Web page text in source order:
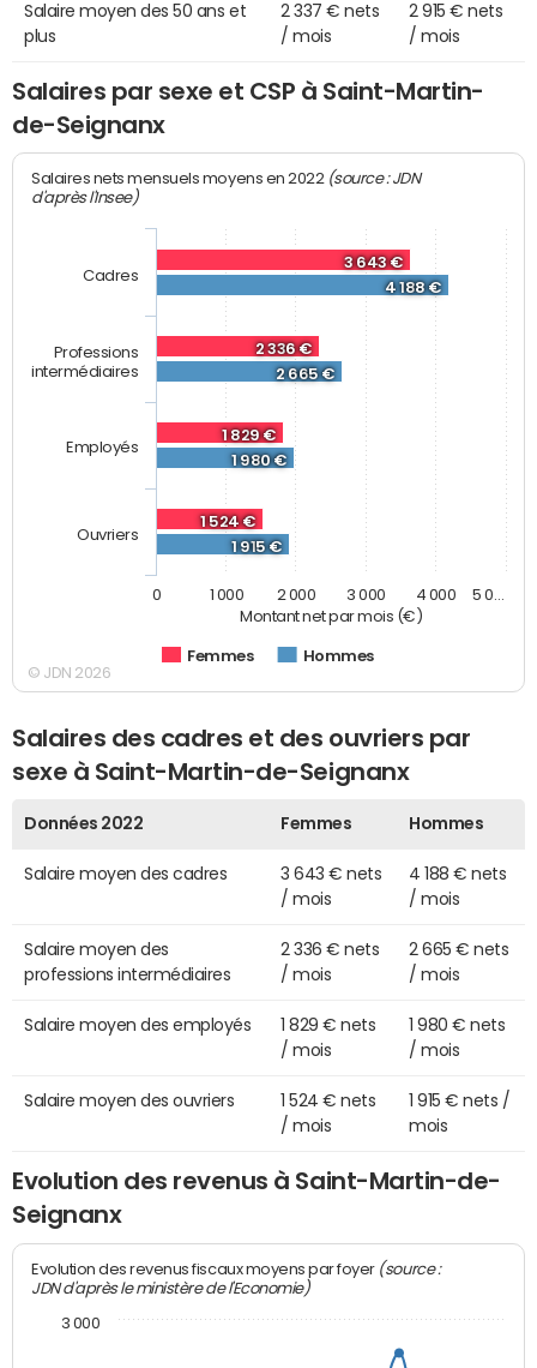
Salaire moyen des 50 ans et
plus
2 337 € nets
/ mois
2 915 € nets
/ mois
Salaires par sexe et CSP à Saint-Martin-
de-Seignanx
Montant net par mois (€)
Salaires nets mensuels moyens en 2022 (source : JDN
d'après l'Insee)
3 643 €
2 336 €
1 829 €
1 524 €
4 188 €
2 665 €
1 980 €
1 915 €
Femmes Hommes
Cadres
Professions
intermédiaires
Employés
Ouvriers
0 1 000 2 000 3 000 4 000 5 0…
© JDN 2026
Salaires des cadres et des ouvriers par
sexe à Saint-Martin-de-Seignanx
Données 2022 Femmes Hommes
Salaire moyen des cadres
3 643 € nets
/ mois
4 188 € nets
/ mois
Salaire moyen des
professions intermédiaires
2 336 € nets
/ mois
2 665 € nets
/ mois
Salaire moyen des employés
1 829 € nets
/ mois
1 980 € nets
/ mois
Salaire moyen des ouvriers
1 524 € nets
/ mois
1 915 € nets /
mois
Evolution des revenus à Saint-Martin-de-
Seignanx
Evolution des revenus fiscaux moyens par foyer (source :
JDN d'après le ministère de l'Economie)
3 000